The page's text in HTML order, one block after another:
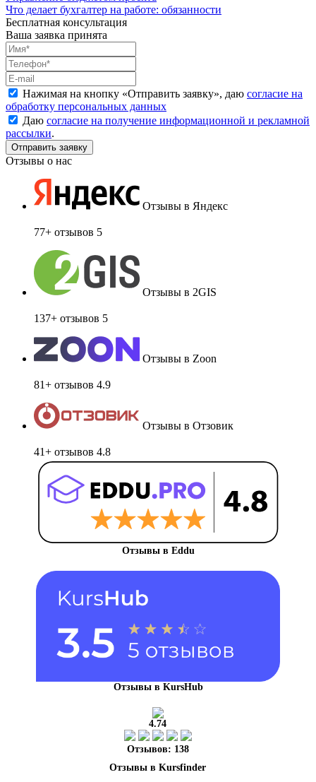
Что делает бухгалтер на работе: обязанности
Бесплатная консультация
Ваша заявка принята
Нажимая на кнопку «Отправить заявку», даю согласие на
обработку персональных данных
Даю согласие на получение информационной и рекламной
рассылки.
Отзывы о нас
Отзывы в Яндекс
77+ отзывов 5
Отзывы в 2GIS
137+ отзывов 5
Отзывы в Zoon
81+ отзывов 4.9
Отзывы в Отзовик
41+ отзывов 4.8
Отзывы в Eddu
Отзывы в KursHub
4.74
Отзывов: 138